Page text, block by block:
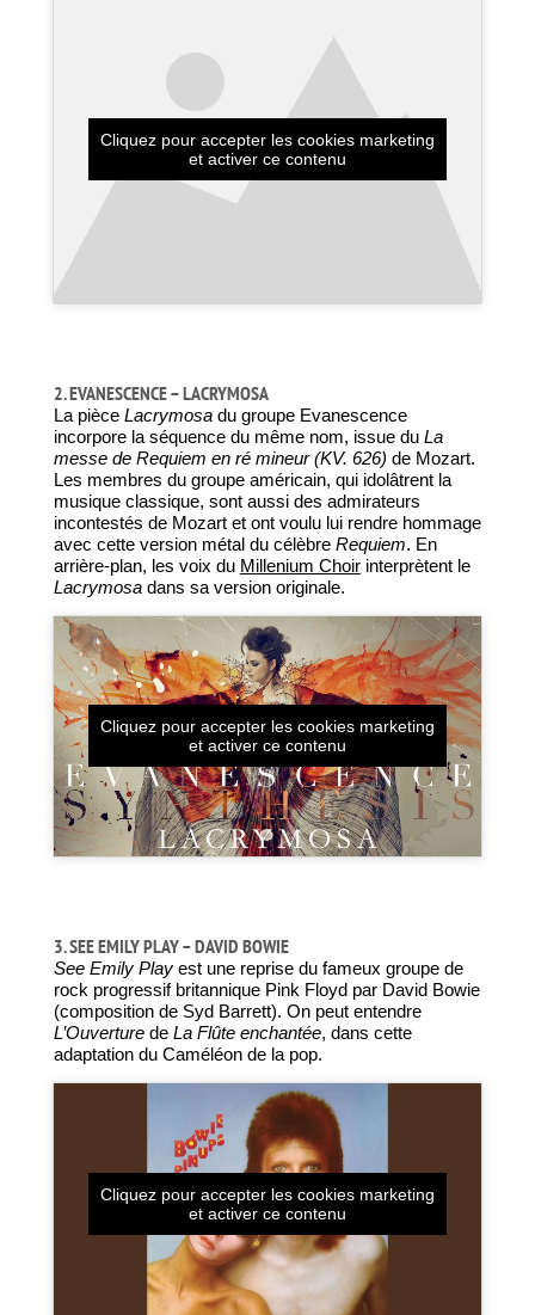
Cliquez pour accepter les cookies marketing
et activer ce contenu
2. EVANESCENCE – LACRYMOSA
La pièce Lacrymosa du groupe Evanescence
incorpore la séquence du même nom, issue du La
messe de Requiem en ré mineur (KV. 626) de Mozart.
Les membres du groupe américain, qui idolâtrent la
musique classique, sont aussi des admirateurs
incontestés de Mozart et ont voulu lui rendre hommage
avec cette version métal du célèbreRequiem. En
arrière-plan, les voix du Millenium Choirinterprètent le
Lacrymosadans sa version originale.
Cliquez pour accepter les cookies marketing
et activer ce contenu
3. SEE EMILY PLAY – DAVID BOWIE
See Emily Playest une reprise du fameux groupe de
rock progressif britannique Pink Floyd par David Bowie
(composition de Syd Barrett). On peut entendre
L’Ouverture de La Flûte enchantée, dans cette
adaptation du Caméléon de la pop.
Cliquez pour accepter les cookies marketing
et activer ce contenu